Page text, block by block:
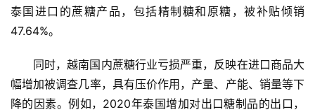
泰国进口的蔗糖产品，包括精制糖和原糖，被补贴倾销
47.64%。
同时，越南国内蔗糖行业亏损严重，反映在进口商品大
幅增加被调查几率，具有压价作用，产量、产能、销量等下
降的因素。例如，2020年泰国增加对出口糖制品的出口，